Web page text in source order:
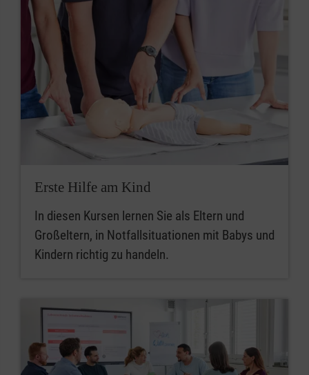
Erste Hilfe am Kind
In diesen Kursen lernen Sie als Eltern und
Großeltern, in Notfallsituationen mit Babys und
Kindern richtig zu handeln.